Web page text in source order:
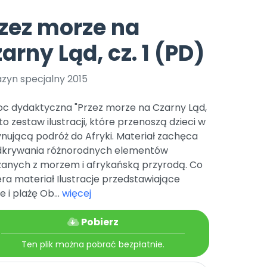
Archiwalne numery
Pomoc
Nowości
Zapowiedzi
Promocje
czerwca 2024 r. uzyskała
r. Nr decyzji:
Online.
Pomoc zwierzętom
Książka (dla) Przedszkolaka
TikTok
Zobacz nas na TikToku
YouTube
morze na
Ląd, cz. 1 (PD)
specjalny 2015
dydaktyczna "Przez morze na Czarny Ląd,
to zestaw ilustracji, które przenoszą dzieci w
podróż do Afryki. Materiał zachęca
różnorodnych elementów
z morzem i afrykańską przyrodą. Co
materiał Ilustracje przedstawiające
i plażę Ob... więcej
Pobierz
Ten plik można pobrać bezpłatnie.